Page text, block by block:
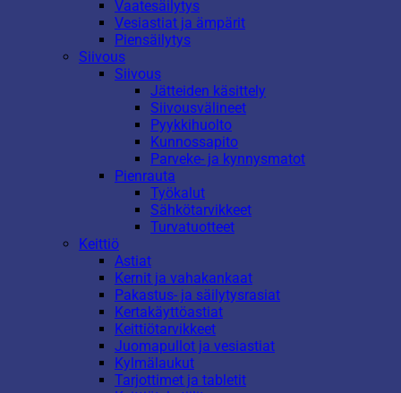
Vaatesäilytys
Vesiastiat ja ämpärit
Piensäilytys
Siivous
Siivous
Jätteiden käsittely
Siivousvälineet
Pyykkihuolto
Kunnossapito
Parveke- ja kynnysmatot
Pienrauta
Työkalut
Sähkötarvikkeet
Turvatuotteet
Keittiö
Astiat
Kernit ja vahakankaat
Pakastus- ja säilytysrasiat
Kertakäyttöastiat
Keittiötarvikkeet
Juomapullot ja vesiastiat
Kylmälaukut
Tarjottimet ja tabletit